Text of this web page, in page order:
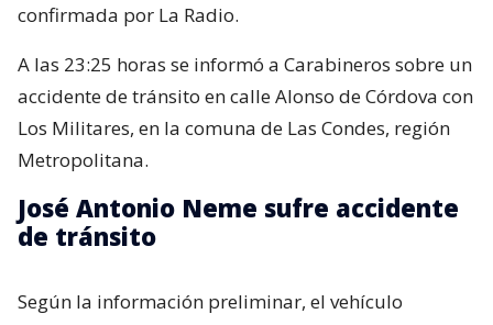
confirmada por La Radio.
A las 23:25 horas se informó a Carabineros sobre un
accidente de tránsito en calle Alonso de Córdova con
Los Militares, en la comuna de Las Condes, región
Metropolitana.
José Antonio Neme sufre accidente
de tránsito
Según la información preliminar, el vehículo